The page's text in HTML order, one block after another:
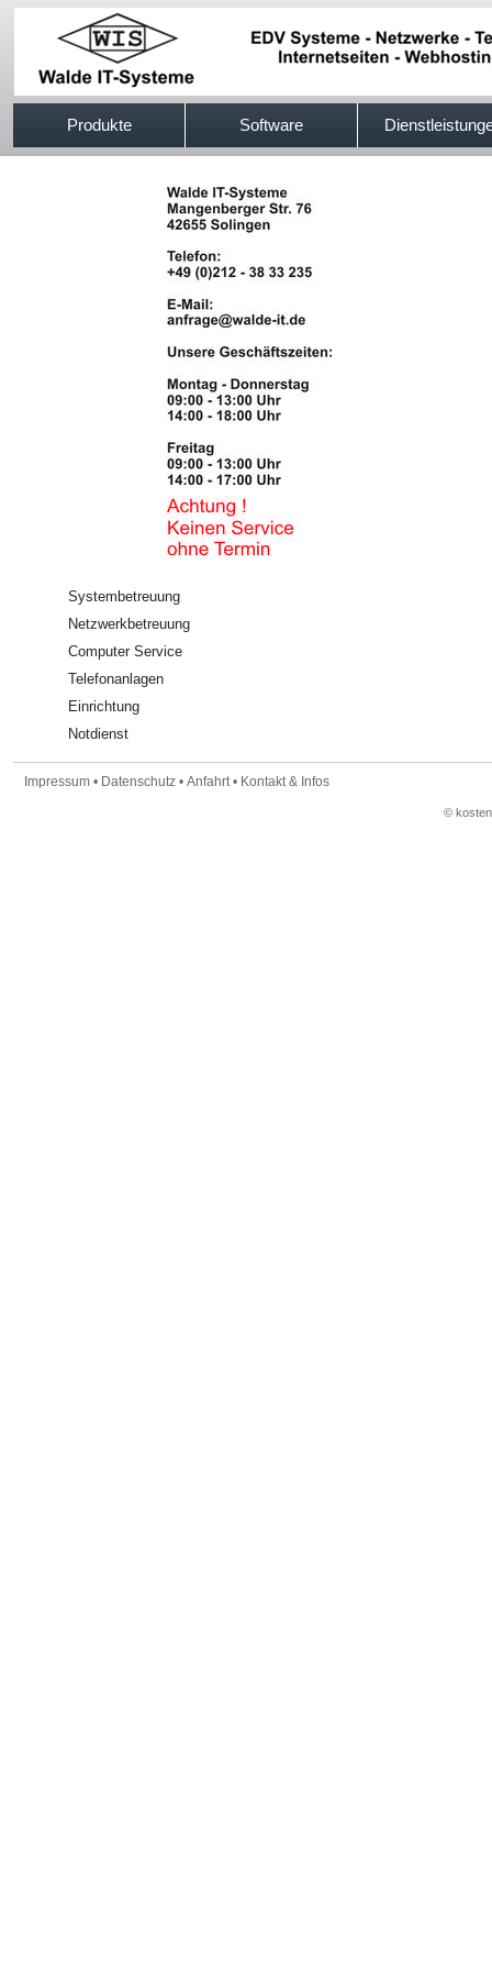
Produkte Software
Systembetreuung
Netzwerkbetreuung
Computer Service
Telefonanlagen
Einrichtung
Notdienst
Impressum • Datenschutz • Anfahrt• Kontakt & Infos
©